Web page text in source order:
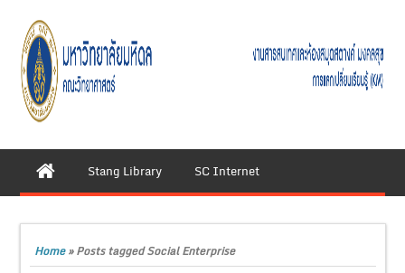
Stang Library SC Internet
Home»Posts tagged Social Enterprise